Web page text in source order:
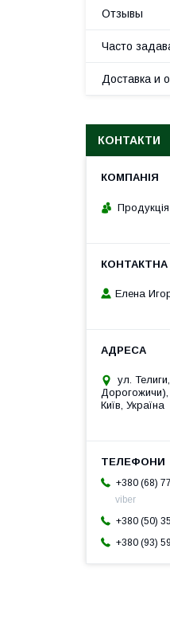
Отзывы
Часто
Доставка и
КОНТАКТИ
Елена
ул.
Київ, Україна
+380 (68)
viber
+380 (50)
+380 (93)